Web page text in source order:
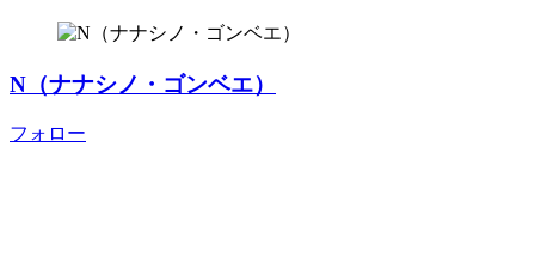
N（ナナシノ・ゴンベエ）
フォロー